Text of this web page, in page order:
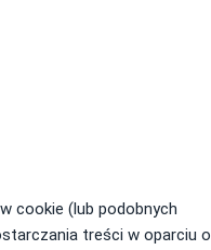
cookie (lub podobnych
treści w oparciu o